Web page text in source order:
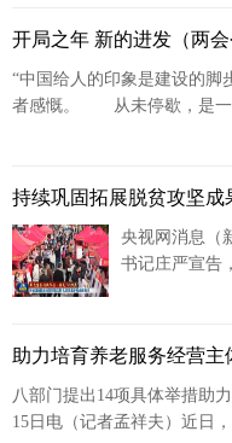
开局之年 新的进发（两会
“中国给人的印象是建设的脚
者感慨。 从未停歇，是一
持续巩固拓展脱贫攻坚
央视网消息（
书记庄严宣告
了又一个彪
助力培育养老服务经营主
八部门提出14项具体举措
15日电（记者孟祥夫）近日